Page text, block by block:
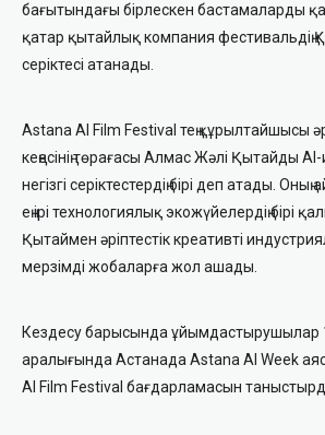
бағытындағы бірлескен бастамаларды
қатар қытайлық компания фестивальдің
серіктесі атанады.
Astana AI Film Festival тең құрылтайшысы
кеңесінің төрағасы Алмас Жәлі Қытайды
негізгі серіктестердің бірі деп атады.
ең ірі технологиялық экожүйелердің бірі
Қытаймен әріптестік креативті
мерзімді жобаларға жол ашады.
Кездесу барысында ұйымдастырушылар
аралығында Астанада Astana AI Week
AI Film Festival бағдарламасын